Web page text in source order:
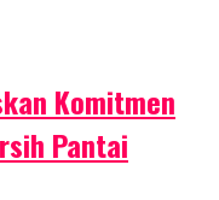
Komitmen
Pantai